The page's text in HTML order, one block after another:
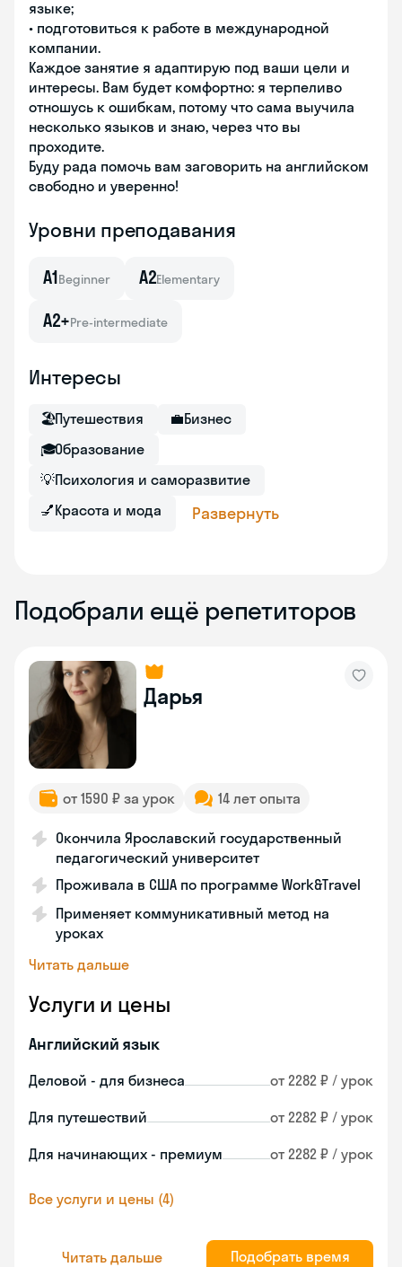
языке;
• подготовиться к работе в международной
компании.
Каждое занятие я адаптирую под ваши цели и
интересы. Вам будет комфортно: я терпеливо
отношусь к ошибкам, потому что сама выучила
несколько языков и знаю, через что вы
проходите.
Буду рада помочь вам заговорить на английском
свободно и уверенно!
Уровни преподавания
A1Beginner A2Elementary
A2+Pre-intermediate
Интересы
🏖Путешествия 💼Бизнес
🎓Образование
💡Психология и саморазвитие
💅Красота и мода Развернуть
Подобрали ещё репетиторов
Дарья
от 1590 ₽ за урок 14 лет опыта
Окончила Ярославский государственный
педагогический университет
Проживала в США по программе Work&Travel
Применяет коммуникативный метод на
уроках
Читать дальше
Услуги и цены
Английский язык
Деловой - для бизнеса от 2282 ₽ / урок
Для путешествий от 2282 ₽ / урок
Для начинающих - премиум от 2282 ₽ / урок
Все услуги и цены (4)
Читать дальше Подобрать время